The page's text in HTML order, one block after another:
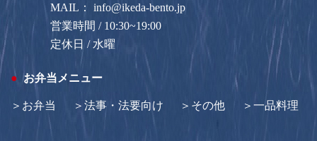
MAIL：info@ikeda-bento.jp
営業時間 / 10:30~19:00
定休日 / 水曜
お弁当メニュー
お弁当 法事・法要向け その他 一品料理